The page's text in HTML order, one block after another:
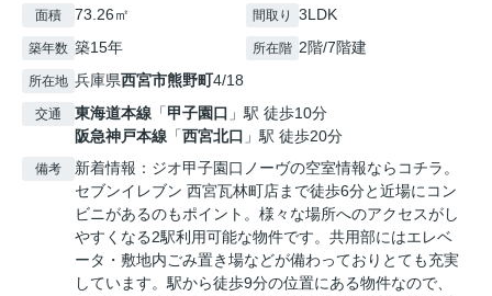
面積 73.26㎡ 間取り 3LDK
築年数 築15年 所在階 2階/7階建
所在地 兵庫県西宮市熊野町4/18
交通 東海道本線 「甲子園口 」駅 徒歩10分
阪急神戸本線 「西宮北口 」駅 徒歩20分
備考
新着情報：ジオ甲子園口ノーヴの空室情報ならコチラ。
セブンイレブン 西宮瓦林町店まで徒歩6分と近場にコン
ビニがあるのもポイント。様々な場所へのアクセスがし
やすくなる2駅利用可能な物件です。共用部にはエレベ
ータ・敷地内ごみ置き場などが備わっておりとても充実
しています。駅から徒歩9分の位置にある物件なので、